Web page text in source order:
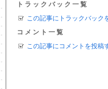
トラックバック一覧
この記事にトラックバック
コメント一覧
この記事にコメントを投稿